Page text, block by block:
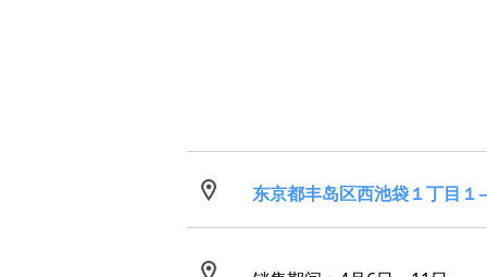
东京都丰岛区西池袋１丁目１